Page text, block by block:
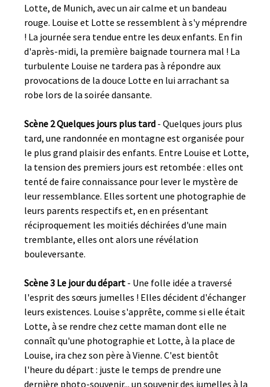
Lotte, de Munich, avec un air calme et un bandeau
rouge. Louise et Lotte se ressemblent à s'y méprendre
! La journée sera tendue entre les deux enfants. En fin
d'après-midi, la première baignade tournera mal ! La
turbulente Louise ne tardera pas à répondre aux
provocations de la douce Lotte en lui arrachant sa
robe lors de la soirée dansante.
Scène 2 Quelques jours plus tard - Quelques jours plus
tard, une randonnée en montagne est organisée pour
le plus grand plaisir des enfants. Entre Louise et Lotte,
la tension des premiers jours est retombée : elles ont
tenté de faire connaissance pour lever le mystère de
leur ressemblance. Elles sortent une photographie de
leurs parents respectifs et, en en présentant
réciproquement les moitiés déchirées d'une main
tremblante, elles ont alors une révélation
bouleversante.
Scène 3 Le jour du départ - Une folle idée a traversé
l'esprit des sœurs jumelles ! Elles décident d'échanger
leurs existences. Louise s'apprête, comme si elle était
Lotte, à se rendre chez cette maman dont elle ne
connaît qu'une photographie et Lotte, à la place de
Louise, ira chez son père à Vienne. C'est bientôt
l'heure du départ : juste le temps de prendre une
dernière photo-souvenir... un souvenir des jumelles à la